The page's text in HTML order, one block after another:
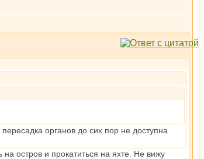
органов до сих пор не доступна
остров и прокатиться на яхте. Не вижу